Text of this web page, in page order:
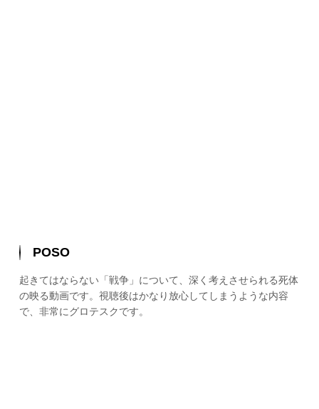
POSO
起きてはならない「戦争」について、深く考えさせられる死体
の映る動画です。視聴後はかなり放心してしまうような内容
で、非常にグロテスクです。